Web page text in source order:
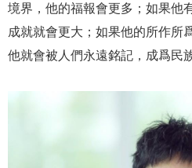
境界，他的福報會更多；如果他
成就就會更大；如果他的所作所
他就會被人們永遠銘記，成爲民